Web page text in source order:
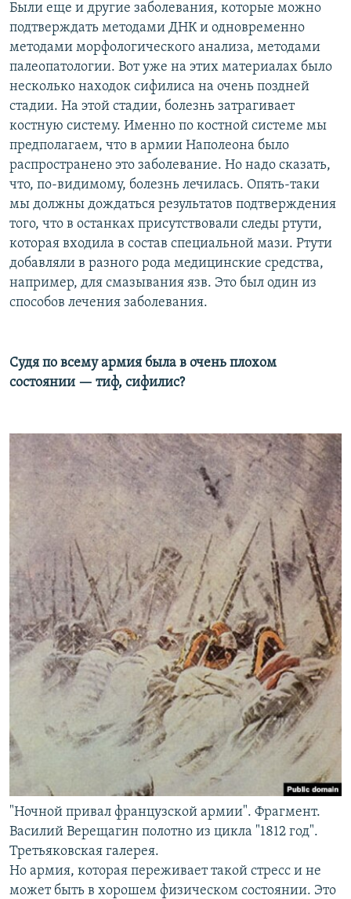
Были еще и другие заболевания, которые можно
подтверждать методами ДНК и одновременно
методами морфологического анализа, методами
палеопатологии. Вот уже на этих материалах было
несколько находок сифилиса на очень поздней
стадии. На этой стадии, болезнь затрагивает
костную систему. Именно по костной системе мы
предполагаем, что в армии Наполеона было
распространено это заболевание. Но надо сказать,
что, по-видимому, болезнь лечилась. Опять-таки
мы должны дождаться результатов подтверждения
того, что в останках присутствовали следы ртути,
которая входила в состав специальной мази. Ртути
добавляли в разного рода медицинские средства,
например, для смазывания язв. Это был один из
способов лечения заболевания.
Судя по всему армия была в очень плохом
состоянии — тиф, сифилис?
"Ночной привал французской армии". Фрагмент.
Василий Верещагин полотно из цикла "1812 год".
Третьяковская галерея.
Но армия, которая переживает такой стресс и не
может быть в хорошем физическом состоянии. Это